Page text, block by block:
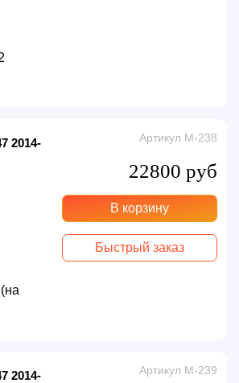
2014-
Артикул M-238
22800 руб
В корзину
Быстрый заказ
2014-
Артикул M-239